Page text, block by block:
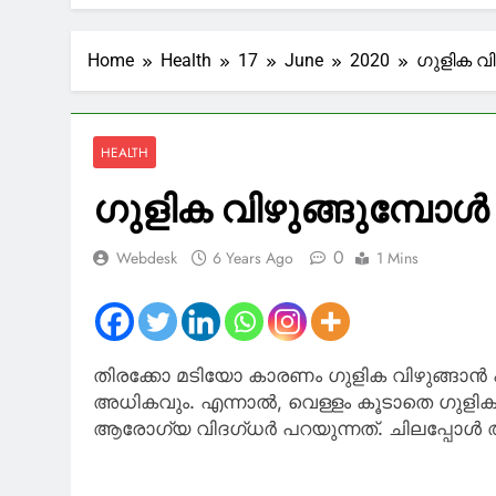
ഇറാന്
ട്രെയിൻ
2 Hours Ago
ഇന്ത്യ–
Home Health 17 June 2020 ഗുളിക
HEALTH
ഗുളിക വിഴുങ്ങുമ്പോൾ
Webdesk 6 Years Ago 0 1 Mins
തിരക്കോ മടിയോ കാരണം ഗുളിക
അധികവും. എന്നാൽ, വെള്ളം കൂടാതെ
ആരോഗ്യ വിദഗ്ധർ പറയുന്നത്.